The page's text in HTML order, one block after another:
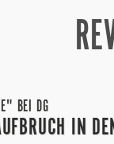
BEI DG
IN